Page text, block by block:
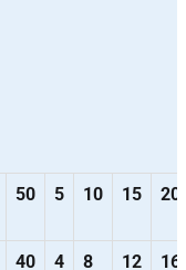
50 5 10 15 20
40 4 8 12 16